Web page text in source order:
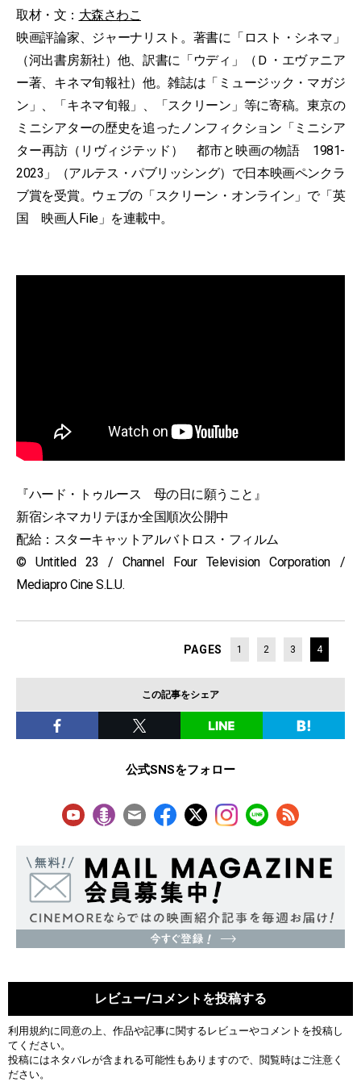
取材・文： 大森さわこ
映画評論家、ジャーナリスト。著書に「ロスト・シネマ」
（河出書房新社）他、訳書に「ウディ」（Ｄ・エヴァニア
ー著、キネマ旬報社）他。雑誌は「ミュージック・マガジ
ン」、「キネマ旬報」、「スクリーン」等に寄稿。東京の
ミニシアターの歴史を追ったノンフィクション「ミニシア
ター再訪（リヴィジテッド） 都市と映画の物語 1981-
2023」（アルテス・パブリッシング）で日本映画ペンクラ
ブ賞を受賞。ウェブの「スクリーン・オンライン」で「英
国 映画人File」を連載中。
『ハード・トゥルース 母の日に願うこと』
新宿シネマカリテほか全国順次公開中
配給：スターキャットアルバトロス・フィルム
© Untitled 23 / Channel Four Television Corporation /
Mediapro Cine S.L.U.
PAGES 1 2 3 4
この記事をシェア
公式SNSをフォロー
レビュー/コメントを投稿する
利用規約に同意の上、作品や記事に関するレビューやコメントを投稿し
てください。
投稿にはネタバレが含まれる可能性もありますので、閲覧時はご注意く
ださい。